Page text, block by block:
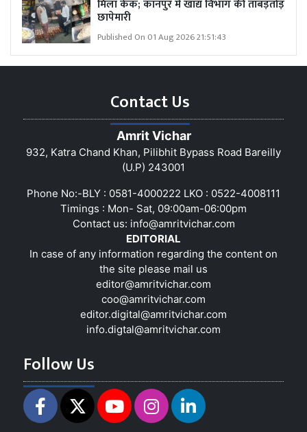
मिला केक; कानपुर में खाद्य विभाग की ताबड़तोड़
छापेमारी
Published On 01 Aug 2026 21:51:43
Contact Us
Amrit Vichar
932, Katra Chand Khan, Pilibhit Bypass Road Bareilly
(U.P) 243001
Phone No:-BLY : 0581-4000222 LKO : 0522-4008111
Timings : Mon- Sat, 09:00am-06:00pm
Contact us: info@amritvichar.com
EDITORIAL
In case of any information regarding the content on
the site please mail us
editor@amritvichar.com
coo@amritvichar.com
editor.digital@amritvichar.com
info.digtal@amritvichar.com
Follow Us